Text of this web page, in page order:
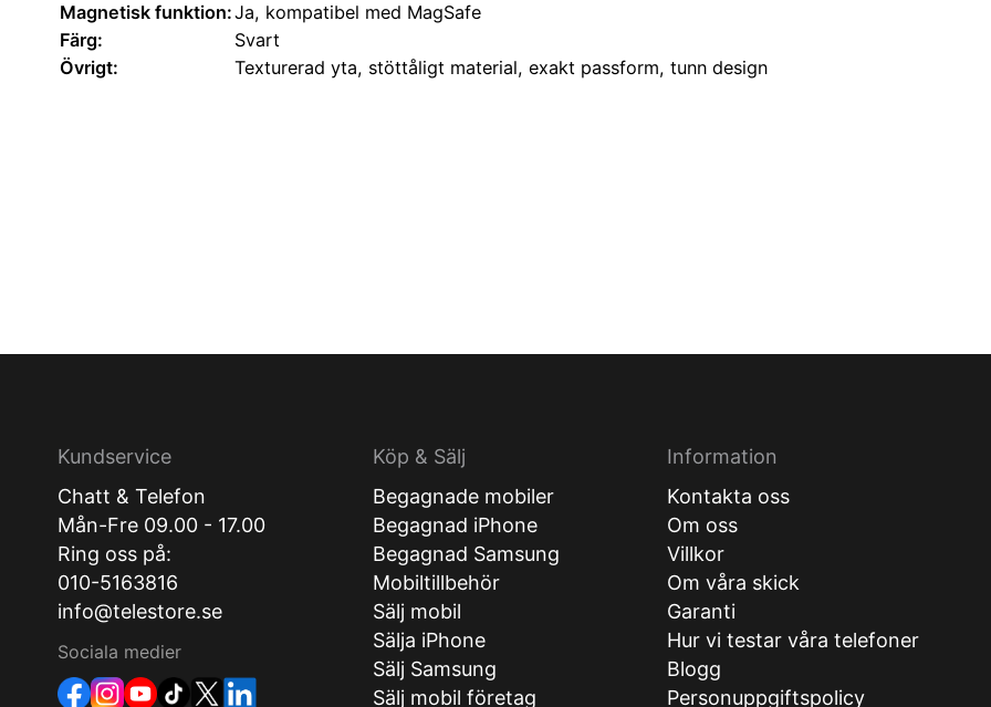
Magnetisk funktion:Ja, kompatibel med MagSafe
Färg:
Svart
Övrigt:
Texturerad yta, stöttåligt material, exakt passform, tunn design
Kundservice
Chatt & Telefon
Mån-Fre 09.00 - 17.00
Ring oss på:
010-5163816
info@telestore.se
Sociala medier
Köp & Sälj
Begagnade mobiler
Begagnad iPhone
Begagnad Samsung
Mobiltillbehör
Sälj mobil
Sälja iPhone
Sälj Samsung
Sälj mobil företag
Information
Kontakta oss
Om oss
Villkor
Om våra skick
Garanti
Hur vi testar våra telefoner
Blogg
Personuppgiftspolicy